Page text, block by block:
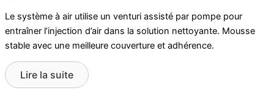
Le système à air utilise un venturi assisté par pompe pour
entraîner l’injection d’air dans la solution nettoyante. Mousse
stable avec une meilleure couverture et adhérence.
Lire la suite